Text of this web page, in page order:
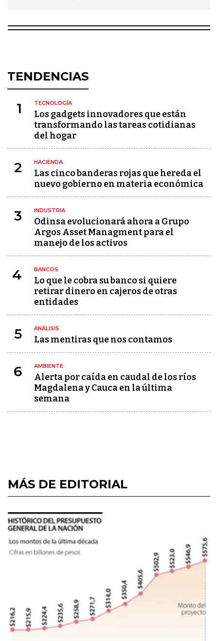
TENDENCIAS
1 TECNOLOGÍA
Los gadgets innovadores que están
transformando las tareas cotidianas
del hogar
2 HACIENDA
Las cinco banderas rojas que hereda el
nuevo gobierno en materia económica
3 INDUSTRIA
Odinsa evolucionará ahora a Grupo
Argos Asset Managment para el
manejo de los activos
4 BANCOS
Lo que le cobra su banco si quiere
retirar dinero en cajeros de otras
entidades
5 ANÁLISIS
Las mentiras que nos contamos
6 AMBIENTE
Alerta por caída en caudal de los ríos
Magdalena y Cauca en la última
semana
MÁS DE EDITORIAL